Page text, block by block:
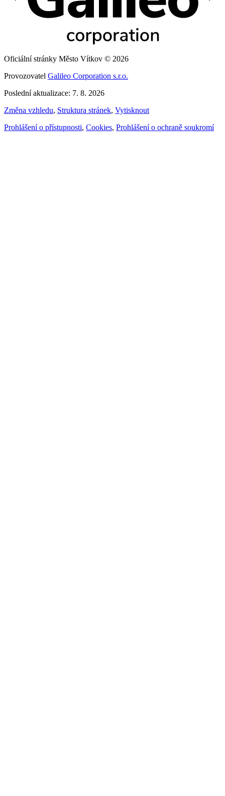
Oficiální stránky Město Vítkov © 2026
Provozovatel Galileo Corporation s.r.o.
Poslední aktualizace: 7. 8. 2026
Změna vzhledu, Struktura stránek, Vytisknout
Prohlášení o přístupnosti, Cookies, Prohlášení o ochraně soukromí